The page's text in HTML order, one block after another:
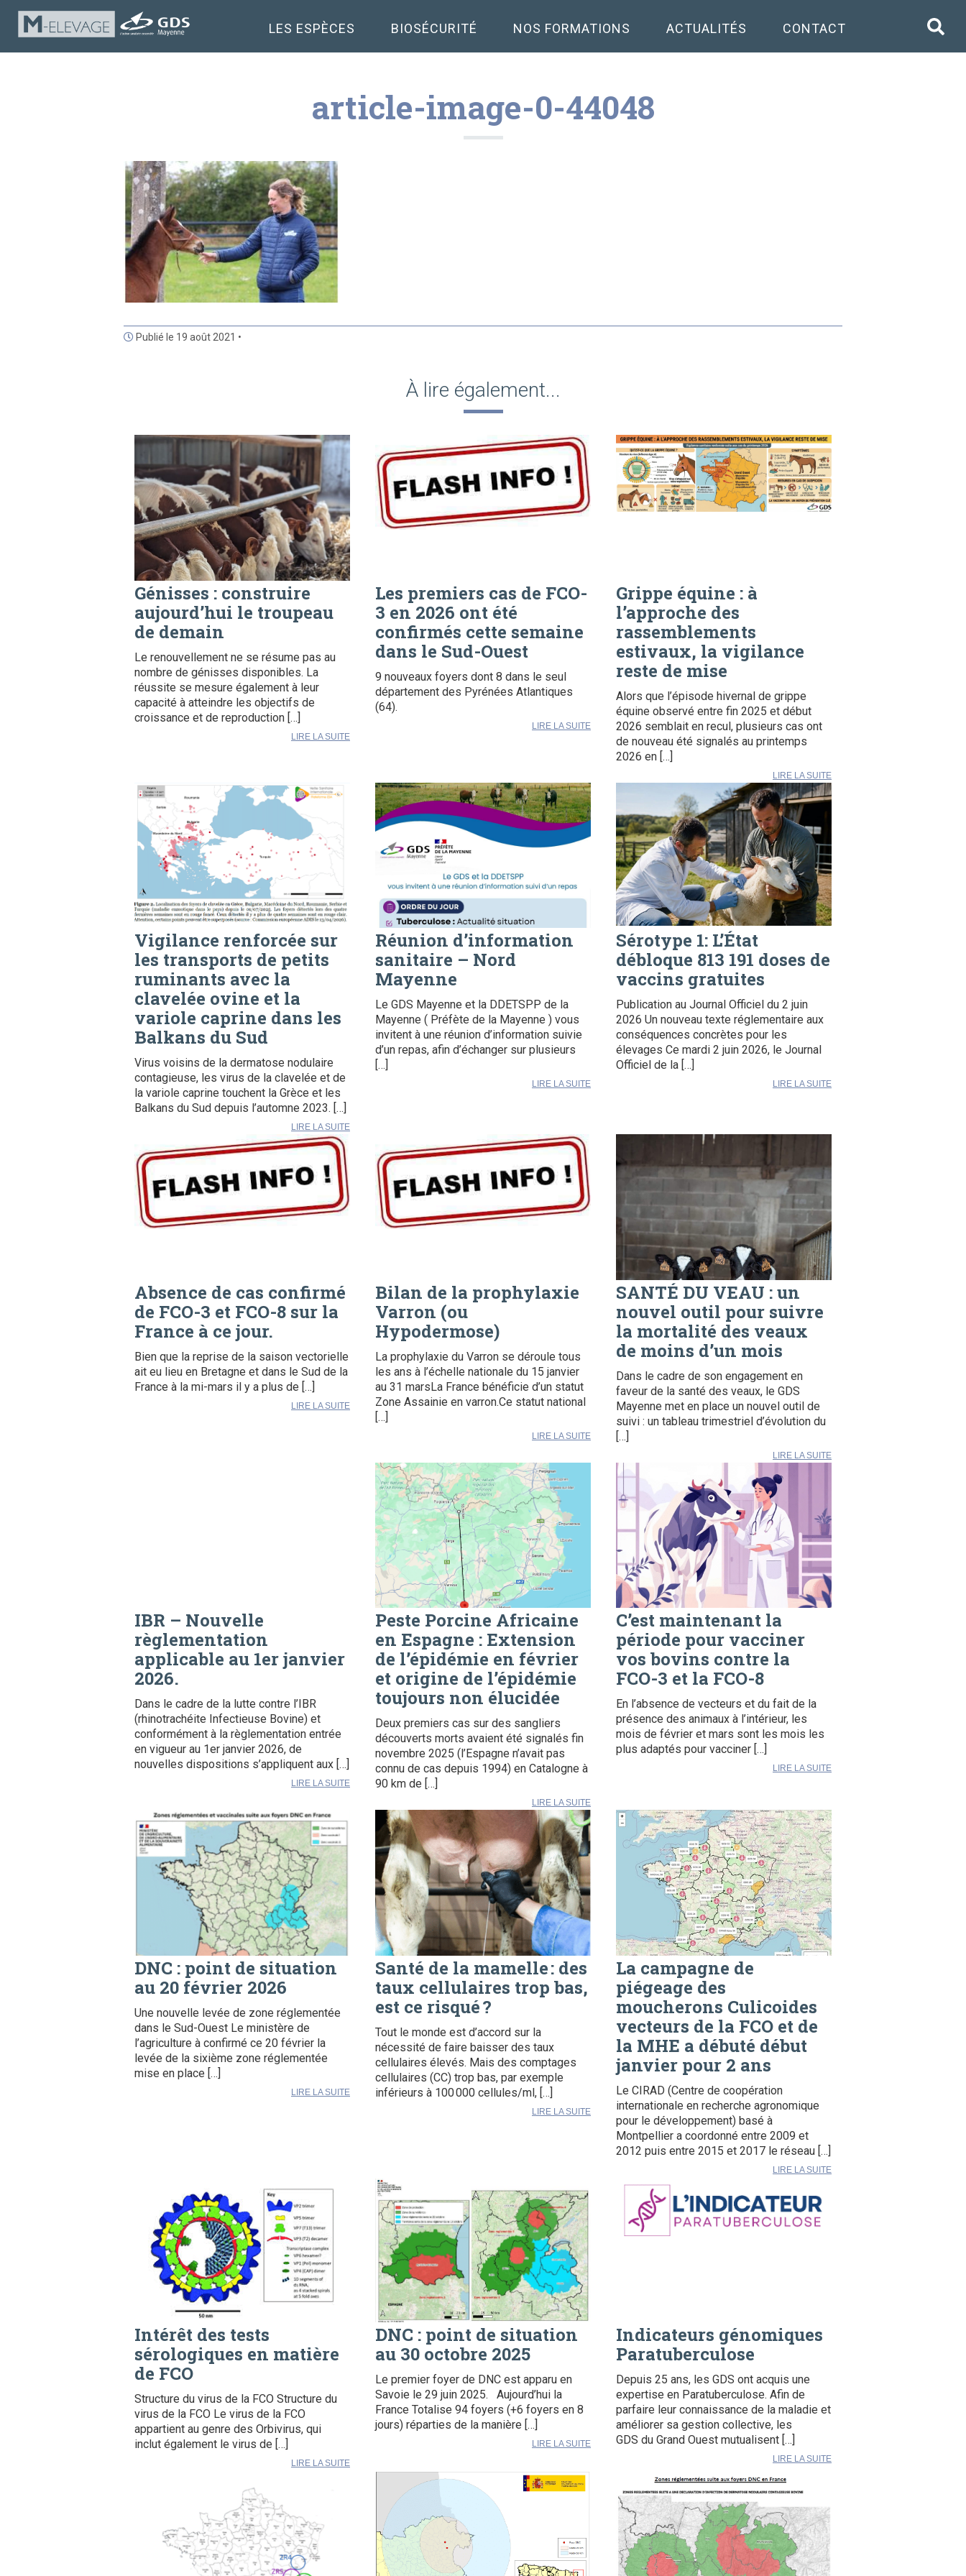
LES ESPÈCES BIOSÉCURITÉ NOS FORMATIONS ACTUALITÉS CONTACT
article-image-0-44048
Publié le 19 août 2021 •
À lire également...
Génisses : construire
aujourd’hui le troupeau
de demain
Le renouvellement ne se résume pas au
nombre de génisses disponibles. La
réussite se mesure également à leur
capacité à atteindre les objectifs de
croissance et de reproduction […]
LIRE LA SUITE
Les premiers cas de FCO-
3 en 2026 ont été
confirmés cette semaine
dans le Sud-Ouest
9 nouveaux foyers dont 8 dans le seul
département des Pyrénées Atlantiques
(64).
LIRE LA SUITE
Grippe équine : à
l’approche des
rassemblements
estivaux, la vigilance
reste de mise
Alors que l’épisode hivernal de grippe
équine observé entre fin 2025 et début
2026 semblait en recul, plusieurs cas ont
de nouveau été signalés au printemps
2026 en […]
LIRE LA SUITE
Vigilance renforcée sur
les transports de petits
ruminants avec la
clavelée ovine et la
variole caprine dans les
Balkans du Sud
Virus voisins de la dermatose nodulaire
contagieuse, les virus de la clavelée et de
la variole caprine touchent la Grèce et les
Balkans du Sud depuis l’automne 2023. […]
LIRE LA SUITE
Réunion d’information
sanitaire – Nord
Mayenne
Le GDS Mayenne et la DDETSPP de la
Mayenne ( Préfète de la Mayenne ) vous
invitent à une réunion d’information suivie
d’un repas, afin d’échanger sur plusieurs
[…]
LIRE LA SUITE
Sérotype 1: L’État
débloque 813 191 doses de
vaccins gratuites
Publication au Journal Officiel du 2 juin
2026 Un nouveau texte réglementaire aux
conséquences concrètes pour les
élevages Ce mardi 2 juin 2026, le Journal
Officiel de la […]
LIRE LA SUITE
Absence de cas confirmé
de FCO-3 et FCO-8 sur la
France à ce jour.
Bien que la reprise de la saison vectorielle
ait eu lieu en Bretagne et dans le Sud de la
France à la mi-mars il y a plus de […]
LIRE LA SUITE
Bilan de la prophylaxie
Varron (ou
Hypodermose)
La prophylaxie du Varron se déroule tous
les ans à l’échelle nationale du 15 janvier
au 31 marsLa France bénéficie d’un statut
Zone Assainie en varron.Ce statut national
[…]
LIRE LA SUITE
SANTÉ DU VEAU : un
nouvel outil pour suivre
la mortalité des veaux
de moins d’un mois
Dans le cadre de son engagement en
faveur de la santé des veaux, le GDS
Mayenne met en place un nouvel outil de
suivi : un tableau trimestriel d’évolution du
[…]
LIRE LA SUITE
IBR – Nouvelle
règlementation
applicable au 1er janvier
2026.
Dans le cadre de la lutte contre l’IBR
(rhinotrachéite Infectieuse Bovine) et
conformément à la règlementation entrée
en vigueur au 1er janvier 2026, de
nouvelles dispositions s’appliquent aux […]
LIRE LA SUITE
Peste Porcine Africaine
en Espagne : Extension
de l’épidémie en février
et origine de l’épidémie
toujours non élucidée
Deux premiers cas sur des sangliers
découverts morts avaient été signalés fin
novembre 2025 (l’Espagne n’avait pas
connu de cas depuis 1994) en Catalogne à
90 km de […]
LIRE LA SUITE
C’est maintenant la
période pour vacciner
vos bovins contre la
FCO-3 et la FCO-8
En l’absence de vecteurs et du fait de la
présence des animaux à l’intérieur, les
mois de février et mars sont les mois les
plus adaptés pour vacciner […]
LIRE LA SUITE
DNC : point de situation
au 20 février 2026
Une nouvelle levée de zone réglementée
dans le Sud-Ouest Le ministère de
l’agriculture à confirmé ce 20 février la
levée de la sixième zone réglementée
mise en place […]
LIRE LA SUITE
Santé de la mamelle : des
taux cellulaires trop bas,
est ce risqué ?
Tout le monde est d’accord sur la
nécessité de faire baisser des taux
cellulaires élevés. Mais des comptages
cellulaires (CC) trop bas, par exemple
inférieurs à 100 000 cellules/ml, […]
LIRE LA SUITE
La campagne de
piégeage des
moucherons Culicoides
vecteurs de la FCO et de
la MHE a débuté début
janvier pour 2 ans
Le CIRAD (Centre de coopération
internationale en recherche agronomique
pour le développement) basé à
Montpellier a coordonné entre 2009 et
2012 puis entre 2015 et 2017 le réseau […]
LIRE LA SUITE
Intérêt des tests
sérologiques en matière
de FCO
Structure du virus de la FCO Structure du
virus de la FCO Le virus de la FCO
appartient au genre des Orbivirus, qui
inclut également le virus de […]
LIRE LA SUITE
DNC : point de situation
au 30 octobre 2025
Le premier foyer de DNC est apparu en
Savoie le 29 juin 2025. Aujourd’hui la
France Totalise 94 foyers (+6 foyers en 8
jours) réparties de la manière […]
LIRE LA SUITE
Indicateurs génomiques
Paratuberculose
Depuis 25 ans, les GDS ont acquis une
expertise en Paratuberculose. Afin de
parfaire leur connaissance de la maladie et
améliorer sa gestion collective, les
GDS du Grand Ouest mutualisent […]
LIRE LA SUITE